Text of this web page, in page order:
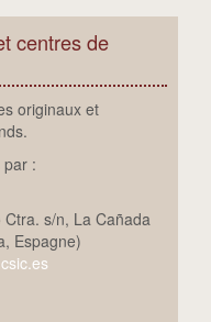
centres de
originaux et
:
s/n, La Cañada
Espagne)